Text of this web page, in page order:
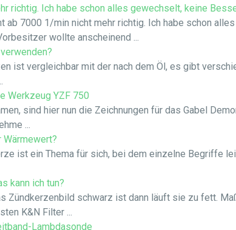
richtig. Ich habe schon alles gewechselt, keine
ab 7000 1/min nicht mehr richtig. Ich habe schon
wollte anscheinend ...
ist vergleichbar mit der nach dem Öl, es gibt
Werkzeug YZF 750
sind hier nun die Zeichnungen für das Gabel
...
ist ein Thema für sich, bei dem einzelne Begriffe
kann ich tun?
Zündkerzenbild schwarz ist dann läuft sie zu fett.
K&N Filter ...
Lambdasonde